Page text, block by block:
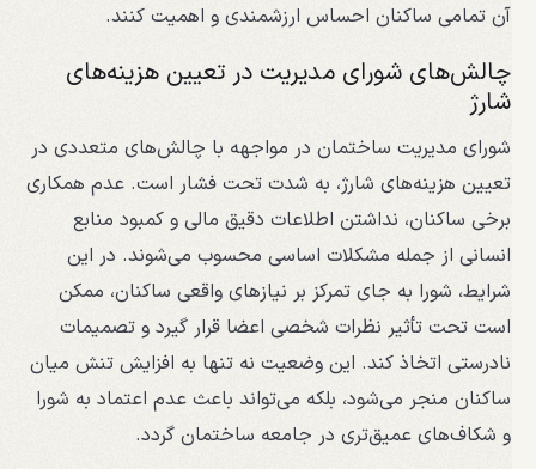
آن تمامی ساکنان احساس ارزشمندی و اهمیت کنند.
چالش‌های شورای مدیریت در تعیین هزینه‌های
شارژ
شورای مدیریت ساختمان در مواجهه با چالش‌های متعددی در
تعیین هزینه‌های شارژ، به شدت تحت فشار است. عدم همکاری
برخی ساکنان، نداشتن اطلاعات دقیق مالی و کمبود منابع
انسانی از جمله مشکلات اساسی محسوب می‌شوند. در این
شرایط، شورا به جای تمرکز بر نیازهای واقعی ساکنان، ممکن
است تحت تأثیر نظرات شخصی اعضا قرار گیرد و تصمیمات
نادرستی اتخاذ کند. این وضعیت نه تنها به افزایش تنش میان
ساکنان منجر می‌شود، بلکه می‌تواند باعث عدم اعتماد به شورا
و شکاف‌های عمیق‌تری در جامعه ساختمان گردد.